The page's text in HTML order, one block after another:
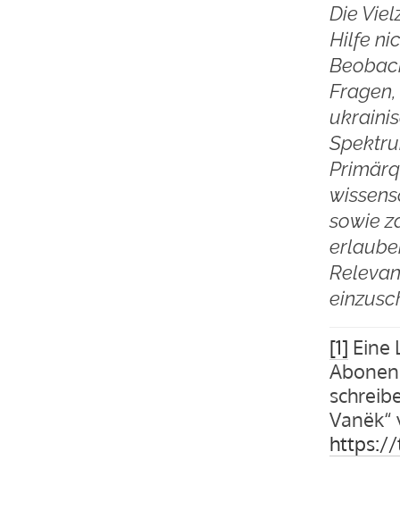
Die
Hilfe
sowie
[1] Eine
https://